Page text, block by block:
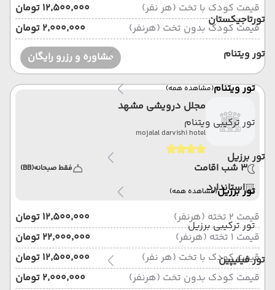
تورتاجیکستان
تور ویتنام
تور ویتنام(مشاهده همه)
تور ترکیبی ویتنام
تور برزیل
تور برزیل(مشاهده همه)
تور ترکیبی برزیل
تور فیلیپین
قیمت کودک با تخت (هر نفر)
۱۲٬۵۰۰٬۰۰۰ تومان
قیمت کودک بدون تخت (هرنفر)
۲٬۰۰۰٬۰۰۰ تومان
مشاوره و رزرو رایگان
مجلل درویشی مشهد
mojalal darvishi hotel
3 شب اقامت فقط صبحانه(BB)
استاندارد
قیمت 2 تخته (هرنفر)
۱۲٬۵۰۰٬۰۰۰ تومان
قیمت 1 تخته (هرنفر)
۲۲٬۰۰۰٬۰۰۰ تومان
قیمت کودک با تخت (هر نفر)
۱۲٬۵۰۰٬۰۰۰ تومان
قیمت کودک بدون تخت (هرنفر)
۲٬۰۰۰٬۰۰۰ تومان